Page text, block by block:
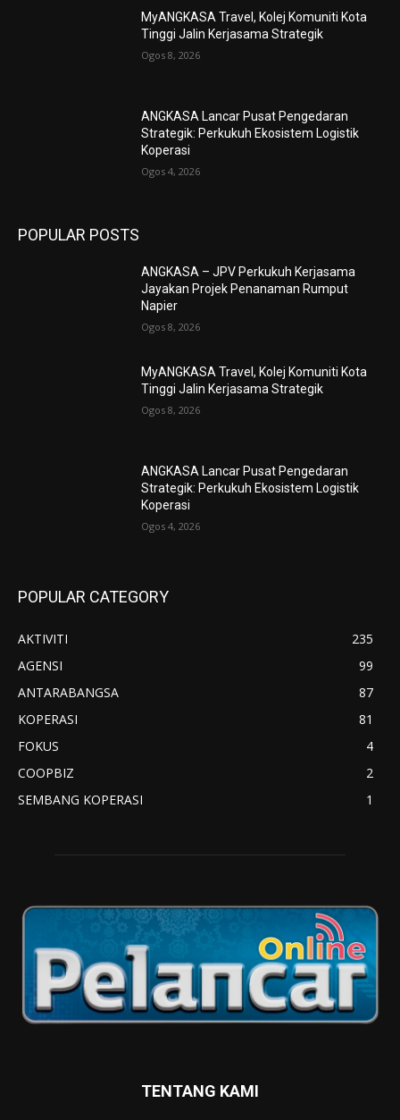
MyANGKASA Travel, Kolej Komuniti Kota
Tinggi Jalin Kerjasama Strategik
Ogos 8, 2026
ANGKASA Lancar Pusat Pengedaran
Strategik: Perkukuh Ekosistem Logistik
Koperasi
Ogos 4, 2026
POPULAR POSTS
ANGKASA – JPV Perkukuh Kerjasama
Jayakan Projek Penanaman Rumput
Napier
Ogos 8, 2026
MyANGKASA Travel, Kolej Komuniti Kota
Tinggi Jalin Kerjasama Strategik
Ogos 8, 2026
ANGKASA Lancar Pusat Pengedaran
Strategik: Perkukuh Ekosistem Logistik
Koperasi
Ogos 4, 2026
POPULAR CATEGORY
AKTIVITI
235
AGENSI
99
ANTARABANGSA
87
KOPERASI
81
FOKUS
4
COOPBIZ
2
SEMBANG KOPERASI
1
TENTANG KAMI